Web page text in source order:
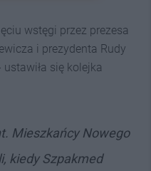
wstęgi przez prezesa
i prezydenta Rudy
się kolejka
Mieszkańcy Nowego
kiedy Szpakmed